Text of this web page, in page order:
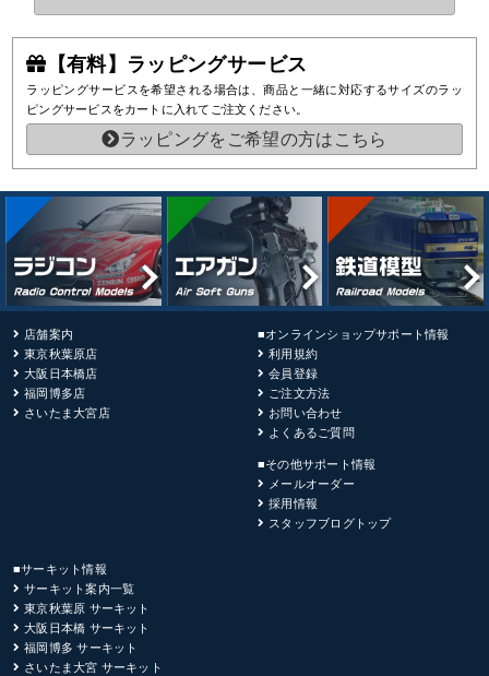
【有料】ラッピングサービス
ラッピングサービスを希望される場合は、商品と一緒に対応するサイズのラッ
ピングサービスをカートに入れてご注文ください。
ラッピングをご希望の方はこちら
店舗案内
東京秋葉原店
大阪日本橋店
福岡博多店
さいたま大宮店
■オンラインショップサポート情報
利用規約
会員登録
ご注文方法
お問い合わせ
よくあるご質問
■その他サポート情報
メールオーダー
採用情報
スタッフブログトップ
■サーキット情報
サーキット案内一覧
東京秋葉原 サーキット
大阪日本橋 サーキット
福岡博多 サーキット
さいたま大宮 サーキット